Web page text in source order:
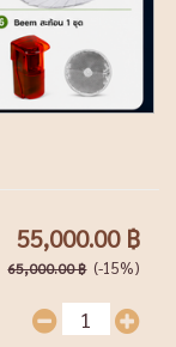
55,000.00 ฿
65,000.00 ฿ (-15%)